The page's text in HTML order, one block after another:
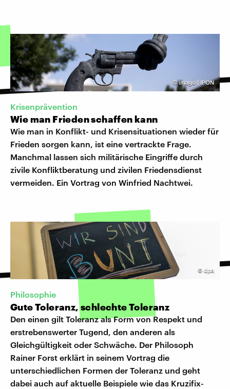
©imago | IPON
Krisenprävention
Wie man Frieden schaffen kann
Wie man in Konflikt- und Krisensituationen wieder für
Frieden sorgen kann, ist eine vertrackte Frage.
Manchmal lassen sich militärische Eingriffe durch
zivile Konfliktberatung und zivilen Friedensdienst
vermeiden. Ein Vortrag von Winfried Nachtwei.
© dpa
Philosophie
Gute Toleranz, schlechte Toleranz
Den einen gilt Toleranz als Form von Respekt und
erstrebenswerter Tugend, den anderen als
Gleichgültigkeit oder Schwäche. Der Philosoph
Rainer Forst erklärt in seinem Vortrag die
unterschiedlichen Formen der Toleranz und geht
dabei auch auf aktuelle Beispiele wie das Kruzifix-